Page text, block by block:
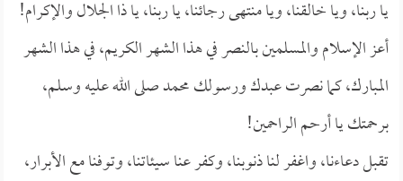
يا ربنا، ويا خالقنا، ويا منتهى رجائنا، يا ربنا، يا ذا الجلال والإكرام!
أعز الإسلام والمسلمين بالنصر في هذا الشهر الكريم، في هذا الشهر
المبارك، كما نصرت عبدك ورسولك محمد صلى الله عليه وسلم،
برحمتك يا أرحم الراحمين!
تقبل دعاءنا، واغفر لنا ذنوبنا، وكفر عنا سيئاتنا، وتوفنا مع الأبرار،